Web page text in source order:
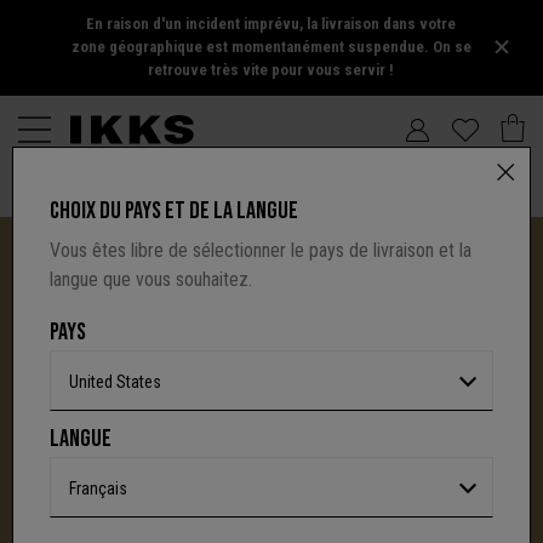
En raison d'un incident imprévu, la livraison dans votre
zone géographique est momentanément suspendue. On se
retrouve très vite pour vous servir !
UNE NOUVELLE PAGE S'ÉCRIT AVEC IKKS
C'est la fin d'une aventure : le site I.Code ferme
définitivement.Mais l'audace, la créativité
CHOIX DU PAYS ET DE LA LANGUE
Vous êtes libre de sélectionner le pays de livraison et la
langue que vous souhaitez.
PAYS
United States
LANGUE
Français